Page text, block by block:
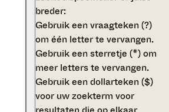
breder:
Gebruik eenvraagteken (?)
om één letter te vervangen.
Gebruik eensterretje (*)om
meer letters te vervangen.
Gebruik eendollarteken ($)
voor uw zoekterm voor